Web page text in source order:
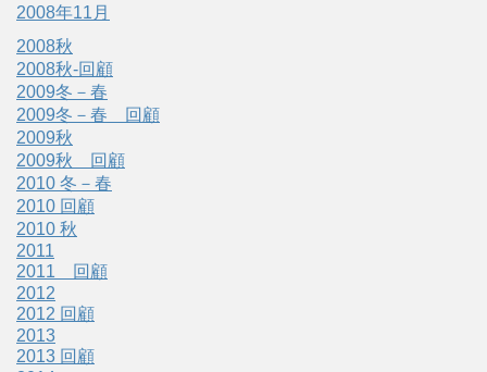
2008年11月
2008秋
2008秋-回顧
2009冬－春
2009冬－春 回顧
2009秋
2009秋 回顧
2010 冬－春
2010 回顧
2010 秋
2011
2011 回顧
2012
2012 回顧
2013
2013 回顧